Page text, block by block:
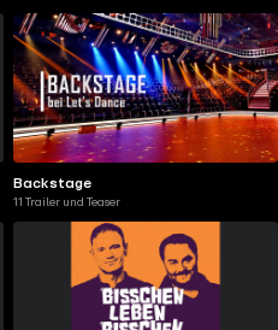
Backstage
11 Trailer und Teaser